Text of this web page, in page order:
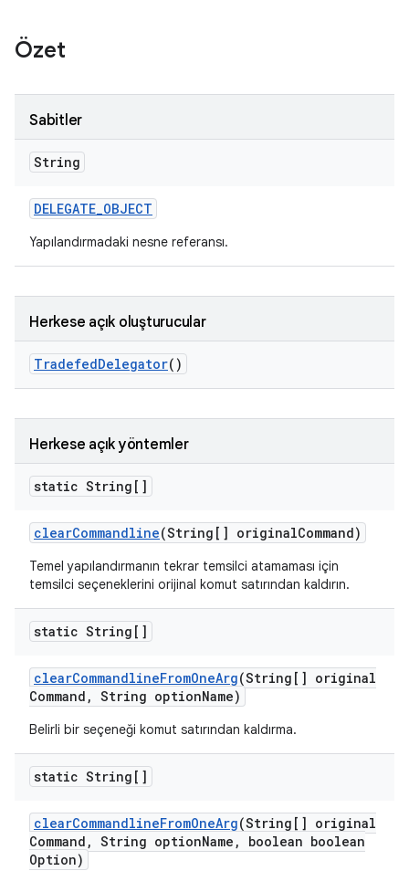
Özet
Sabitler
String
DELEGATE_OBJECT
Yapılandırmadaki nesne referansı.
Herkese açık oluşturucular
TradefedDelegator()
Herkese açık yöntemler
static String[]
clearCommandline(String[] originalCommand)
Temel yapılandırmanın tekrar temsilci atamaması için
temsilci seçeneklerini orijinal komut satırından kaldırın.
static String[]
clearCommandlineFromOneArg(String[] original
Command , String optionName)
Belirli bir seçeneği komut satırından kaldırma.
static String[]
clearCommandlineFromOneArg(String[] original
Command , String optionName ,
boolean boolean
Option)